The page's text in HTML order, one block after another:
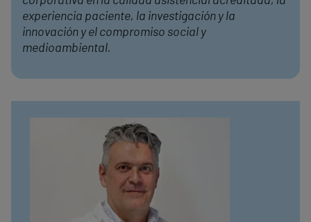
experiencia paciente, la investigación y la
innovación y el compromiso social y
medioambiental.